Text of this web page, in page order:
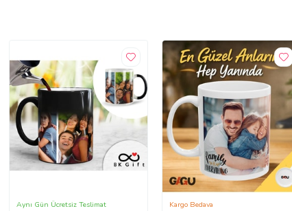
Aynı Gün Ücretsiz Teslimat Kargo Bedava